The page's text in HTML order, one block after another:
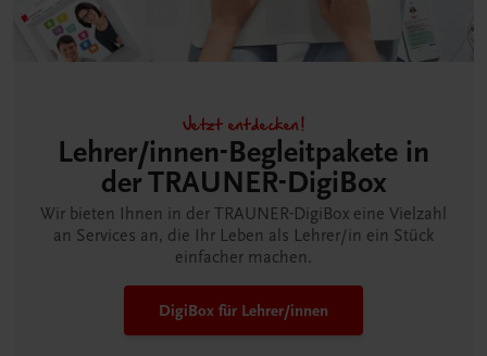
Jetzt entdecken!
Lehrer/innen-Begleitpakete in
der TRAUNER-DigiBox
Wir bieten Ihnen in der TRAUNER-DigiBox eine Vielzahl
an Services an, die Ihr Leben als Lehrer/in ein Stück
einfacher machen.
DigiBox für Lehrer/innen